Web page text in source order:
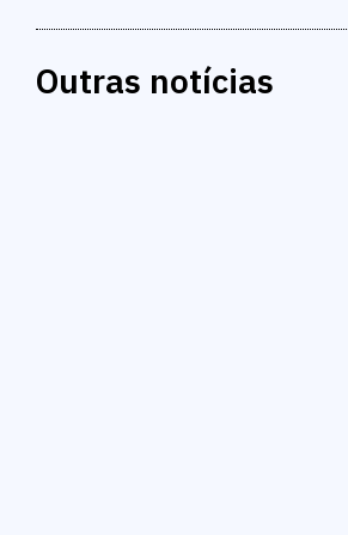
Outras notícias